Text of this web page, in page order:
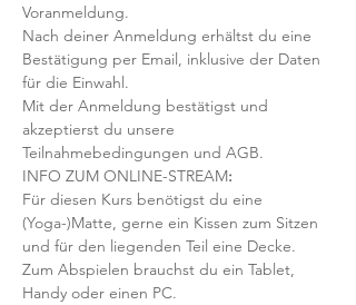
Voranmeldung.
Nach deiner Anmeldung erhältst du eine
Bestätigung per Email, inklusive der Daten
für die Einwahl.
Mit der Anmeldung bestätigst und
akzeptierst du unsere
Teilnahmebedingungen und AGB.
INFO ZUM ONLINE-STREAM:
Für diesen Kurs benötigst du eine
(Yoga-)Matte, gerne ein Kissen zum Sitzen
und für den liegenden Teil eine Decke.
Zum Abspielen brauchst du ein Tablet,
Handy oder einen PC.